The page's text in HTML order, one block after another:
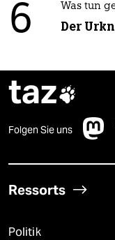
6 Was tun
Der
taz
Folgen Sie uns
Ressorts
Politik